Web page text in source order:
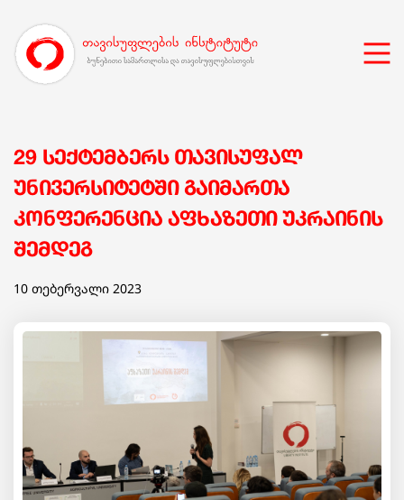
29 სექტემბერს თავისუფალ
უნივერსიტეტში გაიმართა
კონფერენცია აფხაზეთი უკრაინის
შემდეგ
10 თებერვალი 2023